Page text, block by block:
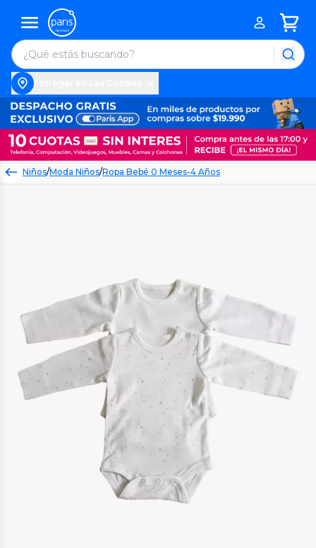
Niños/Moda Niños/Ropa Bebé 0 Meses-4 Años